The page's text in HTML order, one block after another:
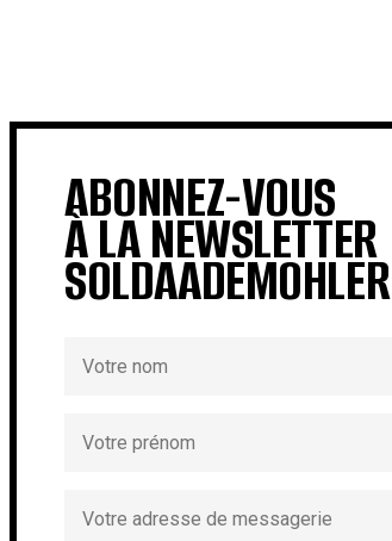
ABONNEZ-VOUS
À LA NEWSLETTER
SOLDAADEMOHLER